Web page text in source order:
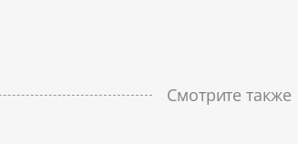
Смотрите также